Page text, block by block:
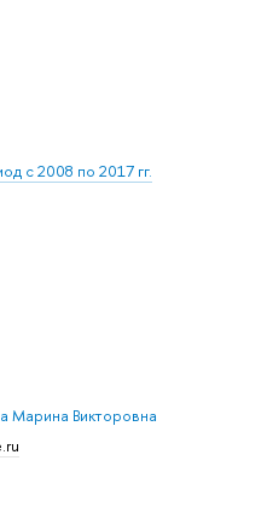
с 2008 по 2017 гг.
Марина Викторовна